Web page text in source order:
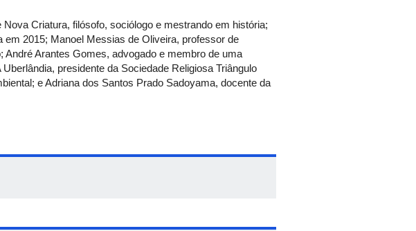
Criatura, filósofo, sociólogo e mestrando em história;
2015; Manoel Messias de Oliveira, professor de
Arantes Gomes, advogado e membro de uma
presidente da Sociedade Religiosa Triângulo
e Adriana dos Santos Prado Sadoyama, docente da
para atenuar violências cometidas em função da